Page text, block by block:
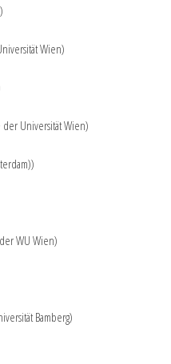
Wien)
Universität Wien)
WU Wien)
Bamberg)